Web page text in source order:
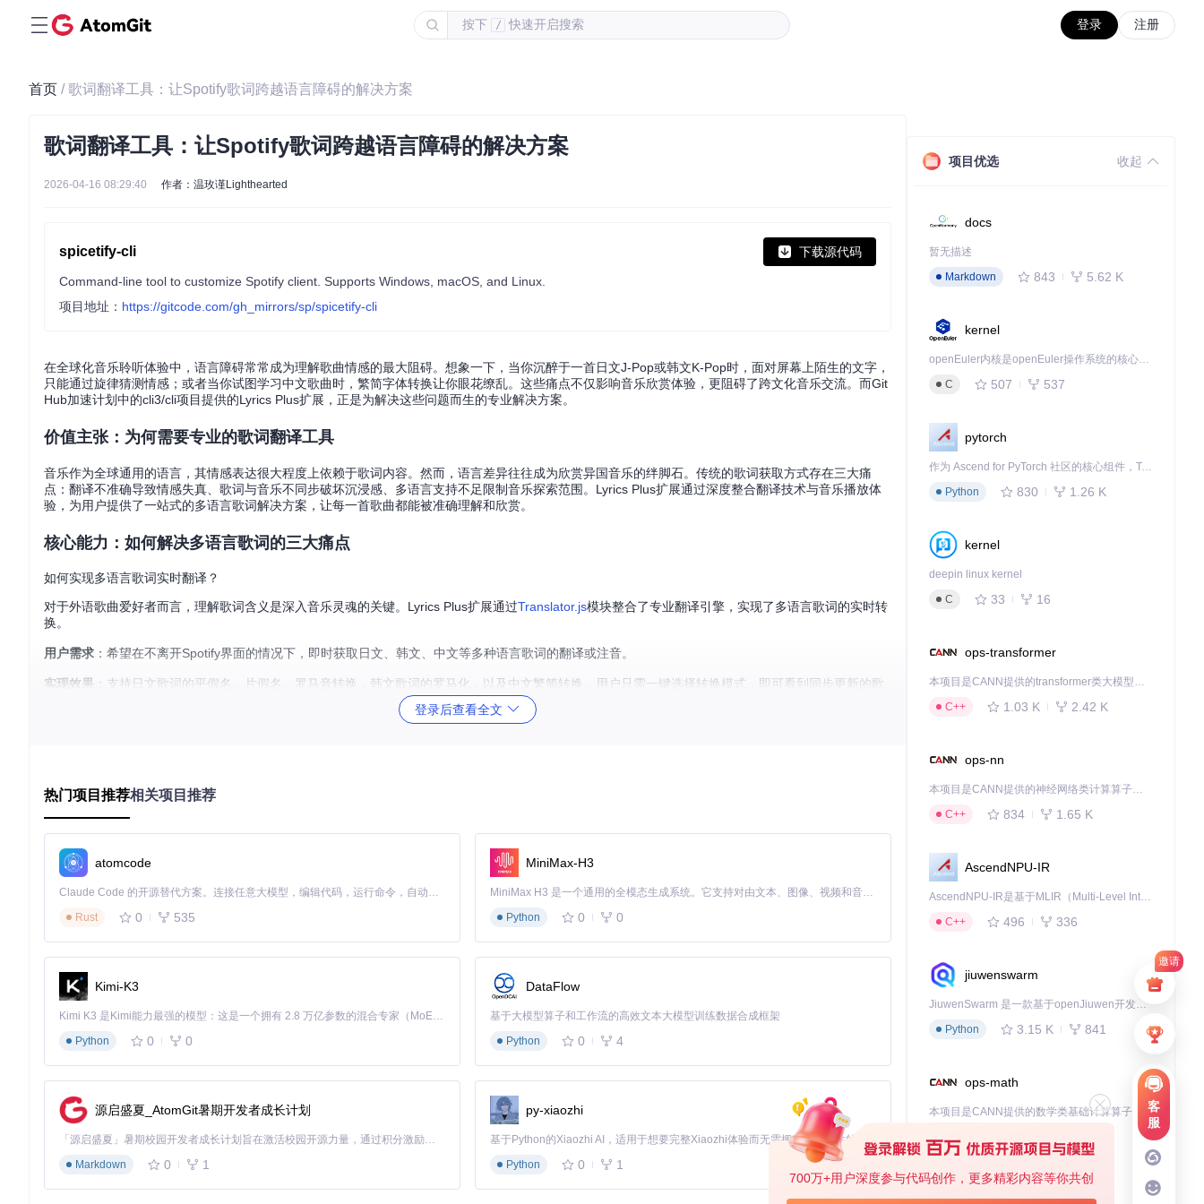
按下 / 快速开启搜索 登录 注册
邀请
客
服
700万+用户深度参与代码创作，更多精彩内容等你共创
首页 / 歌词翻译工具：让Spotify歌词跨越语言障碍的解决方案
歌词翻译工具：让Spotify歌词跨越语言障碍的解决方案
2026-04-16 08:29:40 作者：温玫谨Lighthearted
spicetify-cli 下载源代码
Command-line tool to customize Spotify client. Supports Windows, macOS, and Linux.
项目地址： https://gitcode.com/gh_mirrors/sp/spicetify-cli
在全球化音乐聆听体验中，语言障碍常常成为理解歌曲情感的最大阻碍。想象一下，当你沉醉于一首日文J-Pop或韩文K-Pop时，面对屏幕上陌生的文字，
只能通过旋律猜测情感；或者当你试图学习中文歌曲时，繁简字体转换让你眼花缭乱。这些痛点不仅影响音乐欣赏体验，更阻碍了跨文化音乐交流。而Git
Hub加速计划中的cli3/cli项目提供的Lyrics Plus扩展，正是为解决这些问题而生的专业解决方案。
价值主张：为何需要专业的歌词翻译工具
音乐作为全球通用的语言，其情感表达很大程度上依赖于歌词内容。然而，语言差异往往成为欣赏异国音乐的绊脚石。传统的歌词获取方式存在三大痛
点：翻译不准确导致情感失真、歌词与音乐不同步破坏沉浸感、多语言支持不足限制音乐探索范围。Lyrics Plus扩展通过深度整合翻译技术与音乐播放体
验，为用户提供了一站式的多语言歌词解决方案，让每一首歌曲都能被准确理解和欣赏。
核心能力：如何解决多语言歌词的三大痛点
如何实现多语言歌词实时翻译？
对于外语歌曲爱好者而言，理解歌词含义是深入音乐灵魂的关键。Lyrics Plus扩展通过Translator.js模块整合了专业翻译引擎，实现了多语言歌词的实时转
换。
用户需求 ：希望在不离开Spotify界面的情况下，即时获取日文、韩文、中文等多种语言歌词的翻译或注音。
实现效果 ：支持日文歌词的平假名、片假名、罗马音转换，韩文歌词的罗马化，以及中文繁简转换。用户只需一键选择转换模式，即可看到同步更新的歌
如何实现歌词与音乐的精准同步？
歌词与音乐节奏的同步是提升演唱体验的核心要素。传统歌词往往只能静态显示，无法与音乐播放进度精确匹配。
用户需求 ：希望歌词能够随着音乐节奏自动滚动，突出显示当前演唱的词句，达到卡拉OK般的体验。
实现效果 ：通过实时分析音乐播放进度，歌词以动态高亮方式展示，当前演唱词句会自动居中并放大显示，营造沉浸式的跟唱体验。
使用方法 ：在歌词界面切换至"Synced"或"Karaoke"标签，系统将自动启动歌词同步功能，无需额外设置。
歌词同步显示效果
如何快速找到准确的歌词？
面对海量歌曲库，如何快速定位并获取准确歌词是提升用户体验的关键。
歌词搜索功能界面
技术解析：歌词翻译工具的工作原理
数据流程：从歌词获取到翻译显示的全过程
登录后查看全文
热门项目推荐相关项目推荐
atomcode
Claude Code 的开源替代方案。连接任意大模型，编辑代码，运行命令，自动验证 — 全自动执行。用 Rust 构建，极致性能。 ｜ An open-source alternative to Claude Code. Connect any LLM, edit code, run commands, and verify changes — autonomously. Built in Rust for speed. Get Started
Rust
0 535
MiniMax-H3
MiniMax H3 是一个通用的全模态生成系统。它支持对由文本、图像、视频和音频组成的多模态上下文进行统一理解，并能生成分辨率高达 2K、时长可达 15 秒的带原生立体声音频的视频。得益于面向任务泛化的系统设计，H3 在预训练阶段就已具备广泛的多模态上下文理解与生成能力，能够出色地执行复杂的多模态指令。
Python
0 0
Kimi-K3
Kimi K3 是Kimi能力最强的模型：这是一个拥有 2.8 万亿参数的混合专家（MoE）模型，具备原生视觉理解能力，并支持 100 万 token 的上下文窗口。
Python
0 0
DataFlow
基于大模型算子和工作流的高效文本大模型训练数据合成框架
Python
0 4
源启盛夏_AtomGit暑期开发者成长计划
「源启盛夏」暑期校园开发者成长计划旨在激活校园开源力量，通过积分激励、认证扶持、资源倾斜等形式，引导高校组织和开发者完成「入驻 — 建项目 — 做贡献 — 获认证 — 得资源」的完整闭环。无论你是想带领社团入驻平台的组织者，还是希望用代码贡献证明自己的开发者，都能在这里找到属于你的成长路径。
Markdown
0 1
py-xiaozhi
基于Python的Xiaozhi AI，适用于想要完整Xiaozhi体验而无需拥有专用硬件的用户。
Python
0 1
项目优选 收起
docs
暂无描述
Markdown
843 5.62 K
kernel
openEuler内核是openEuler操作系统的核心，既是系统性能与稳定性的基石，也是连接处理器、设备与服务的桥梁。
C
507 537
pytorch
作为 Ascend for PyTorch 社区的核心组件，TorchNPU 是昇腾专为 PyTorch 打造的深度学习适配插件，使 PyTorch 框架能够直接调用昇腾 NPU，为开发者提供昇腾 AI 处理器的超强算力。
Python
830 1.26 K
kernel
deepin linux kernel
C
33 16
ops-transformer
本项目是CANN提供的transformer类大模型算子库，实现网络在NPU上加速计算。
C++
1.03 K 2.42 K
ops-nn
本项目是CANN提供的神经网络类计算算子库，实现网络在NPU上加速计算。
C++
834 1.65 K
AscendNPU-IR
AscendNPU-IR是基于MLIR（Multi-Level Intermediate Representation）构建的，面向昇腾亲和算子编译时使用的中间表示，提供昇腾完备表达能力，通过编译优化提升昇腾AI处理器计算效率，支持通过生态框架使能昇腾AI处理器与深度调优
C++
496 336
jiuwenswarm
JiuwenSwarm 是一款基于openJiuwen开发的智能AI Agent，它能够将大语言模型的强大能力，通过你日常使用的各类通讯应用，直接延伸至你的指尖。
Python
3.15 K 841
ops-math
C++
deveco-code